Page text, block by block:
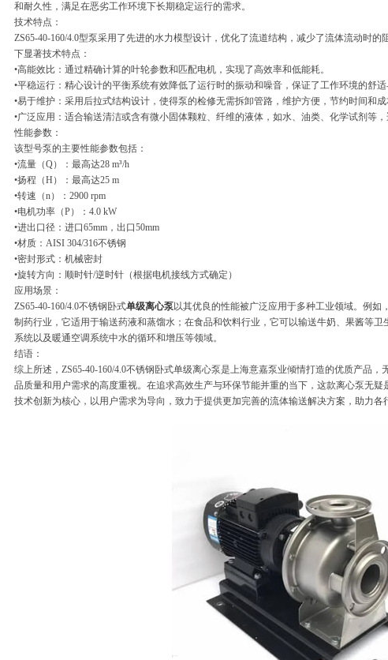
和耐久性，满足在恶劣工作环境下长期稳定运行的需求。
技术特点：
ZS65-40-160/4.0型泵采用了先进的水力模型设计，优化了流道结构，减少了流体流动时
下显著技术特点：
•高能效比：通过精确计算的叶轮参数和匹配电机，实现了高效率和低能耗。
•平稳运行：精心设计的平衡系统有效降低了运行时的振动和噪音，保证了工作环境的舒适
•易于维护：采用后拉式结构设计，使得泵的检修无需拆卸管路，维护方便，节约时间和成
•广泛应用：适合输送清洁或含有微小固体颗粒、纤维的液体，如水、油类、化学试剂等，
性能参数：
该型号泵的主要性能参数包括：
•流量（Q）：最高达28 m³/h
•扬程（H）：最高达25 m
•转速（n）：2900 rpm
•电机功率（P）：4.0 kW
•进出口径：进口65mm，出口50mm
•材质：AISI 304/316不锈钢
•密封形式：机械密封
•旋转方向：顺时针/逆时针（根据电机接线方式确定）
应用场景：
ZS65-40-160/4.0不锈钢卧式单级离心泵以其优良的性能被广泛应用于多种工业领域。例
制药行业，它适用于输送药液和蒸馏水；在食品和饮料行业，它可以输送牛奶、果酱等
系统以及暖通空调系统中水的循环和增压等领域。
结语：
综上所述，ZS65-40-160/4.0不锈钢卧式单级离心泵是上海意嘉泵业倾情打造的优质产品
品质量和用户需求的高度重视。在追求高效生产与环保节能并重的当下，这款离心泵无
技术创新为核心，以用户需求为导向，致力于提供更加完善的流体输送解决方案，助力各